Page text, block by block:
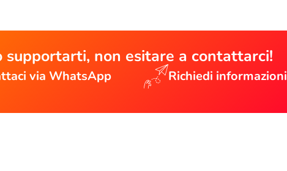
supportarti, non esitare a contattarci!
via WhatsApp Richiedi informazioni